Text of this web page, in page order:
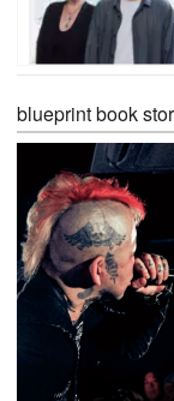
blueprint book